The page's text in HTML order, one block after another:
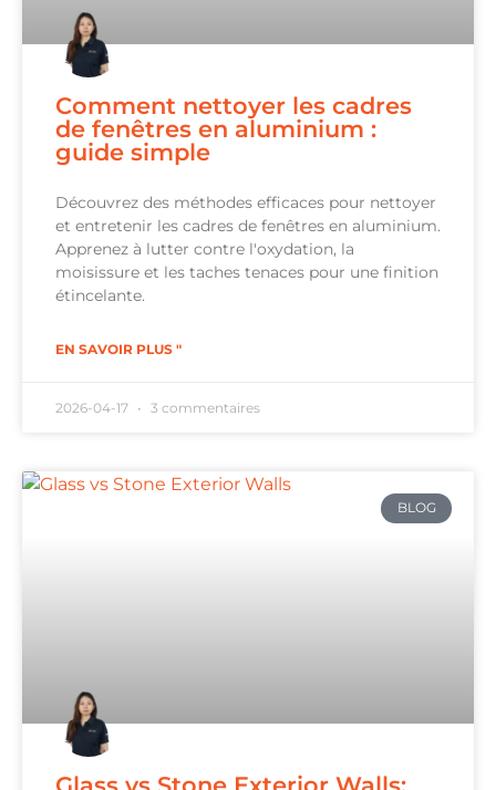
Comment nettoyer les cadres
de fenêtres en aluminium :
guide simple
Découvrez des méthodes efficaces pour nettoyer
et entretenir les cadres de fenêtres en aluminium.
Apprenez à lutter contre l'oxydation, la
moisissure et les taches tenaces pour une finition
étincelante.
EN SAVOIR PLUS "
2026-04-17 3 commentaires
BLOG